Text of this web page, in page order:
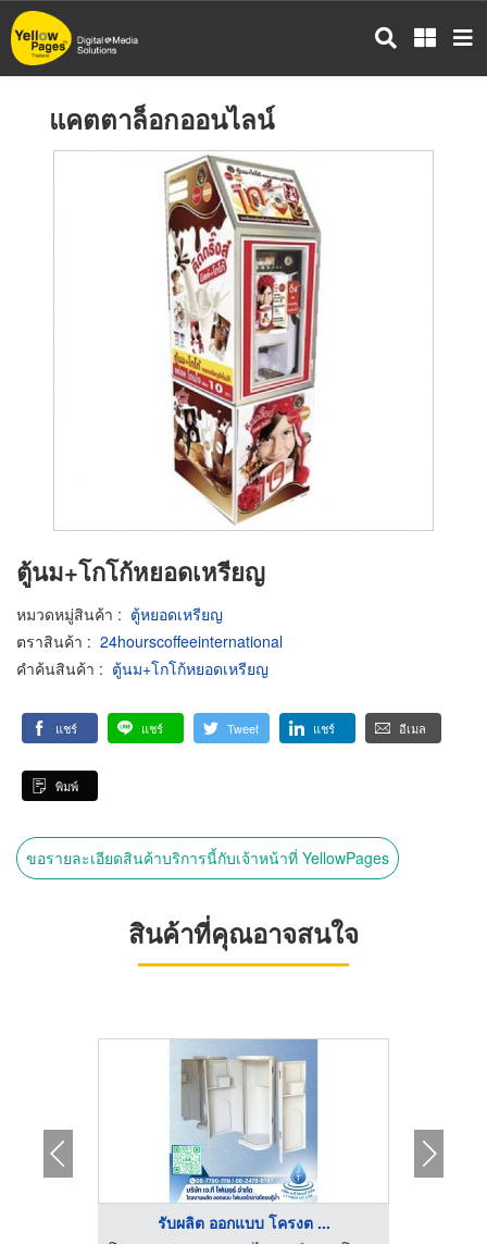
ข้าม
ไป
แคตตาล็อกออนไลน์
ตู้นม+โกโก้หยอดเหรียญ
หมวดหมู่สินค้า : ตู้หยอดเหรียญ
ตราสินค้า : 24hourscoffeeinternational
คำค้นสินค้า : ตู้นม+โกโก้หยอดเหรียญ
แชร์ แชร์ Tweet แชร์ อีเมล
พิมพ์
ขอรายละเอียดสินค้าบริการนี้กับเจ้าหน้าที่ YellowPages
สินค้าที่คุณอาจสนใจ
รับผลิต ออกแบบ โครงต ...